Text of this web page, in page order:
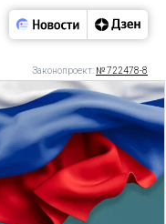
Законопроект: № 722478-8